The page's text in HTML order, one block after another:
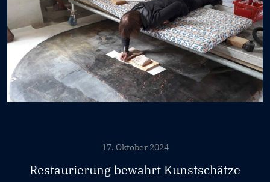
17. Oktober 2024
Restaurierung bewahrt Kunstschätze